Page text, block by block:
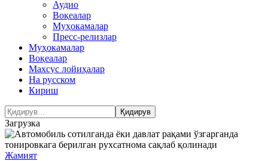
Аудио
Воқеалар
Муҳокамалар
Пресс-релизлар
Муҳокамалар
Воқеалар
Махсус лойиҳалар
На русском
Кириш
Загрузка
Жамият